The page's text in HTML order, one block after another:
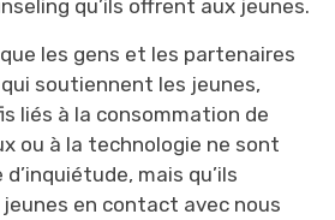
qu’ils offrent aux jeunes.
les gens et les partenaires
soutiennent les jeunes,
liés à la consommation de
ou à la technologie ne sont
mais qu’ils
en contact avec nous